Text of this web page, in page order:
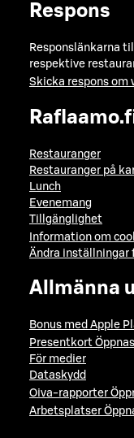
Respons
Responslänkarna
respektive
Skicka respons om
Restauranger
Restauranger på
Lunch
Evenemang
Tillgänglighet
Information om
Ändra inställningar
Allmänna
Bonus med Apple
Presentkort
För medier
Dataskydd
Oiva-rapporter
Arbetsplatser